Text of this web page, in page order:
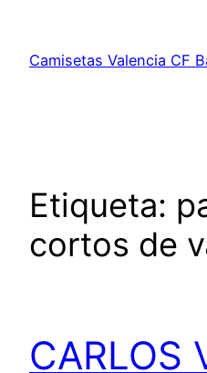
contenido
Camisetas Valencia CF
Etiqueta:
cortos de
CARLOS